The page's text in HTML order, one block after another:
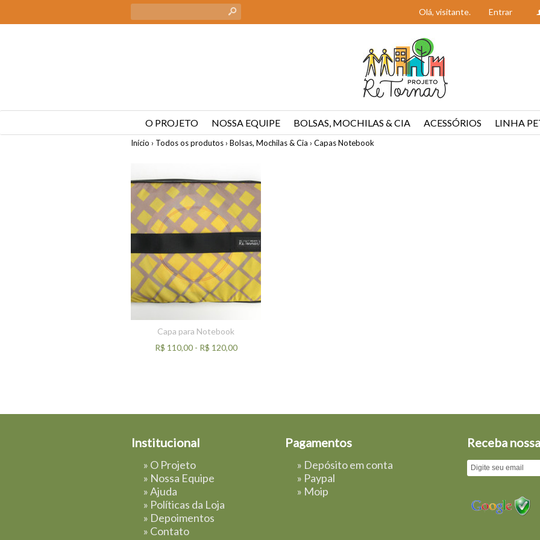
s Olá, visitante. Entrar
O PROJETO NOSSA EQUIPE BOLSAS, MOCHILAS & CIA ACESSÓRIOS LINHA
Início › Todos os produtos › Bolsas, Mochilas & Cia › Capas Notebook
Capa para Notebook
R$ 110,00 - R$ 120,00
Institucional
» O Projeto
» Nossa Equipe
»Ajuda
» Políticas da Loja
» Depoimentos
» Contato
Pagamentos
» Depósito em conta
» Paypal
» Moip
Receba